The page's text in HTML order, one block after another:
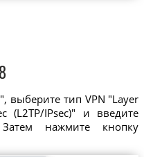
выберите тип VPN "Layer
(L2TP/IPsec)" и введите
нажмите кнопку